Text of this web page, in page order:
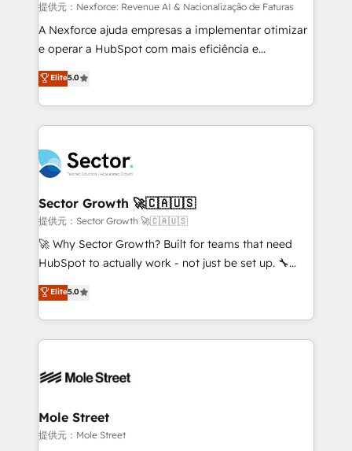
proyectos y nos vamos. Nos quedamos como
socios estratégicos, ayudando a sostener y escalar
lo que construimos juntos. Porque crecer sin orden
Operamos en Colombia, Perú, México, Ecuador,
Chile, Panamá, Bolivia, Argentina y República
B2B. ✅ Crece con orden. Crece con Grows.
提供元：Nexforce: Revenue AI & Nacionalização de Faturas
A Nexforce ajuda empresas a implementar otimizar
e operar a HubSpot com mais eficiência e
previsibilidade de receita. Combinamos Revenue
Operations (RevOps) e Inteligência Artificial para
estruturar processos integrar sistemas organizar
dados e automatizar operações. O objetivo é
operacional de receita conectando equipes
tecnologia e dados em uma operação integrada.
Também somos distribuidores oficiais da HubSpot
e de mais de 150 softwares globais permitindo
contratar e pagar a HubSpot em reais com nota
fiscal no Brasil e gerar economia de até 50% na
Oferecemos ainda agentes de IA especializados em
HubSpot que automatizam tarefas executam rotinas
empresas em 13 países utilizam a Nexforce. Somos
HubSpot.
Elite5.0
Sector Growth 🚀🇨🇦🇺🇸
提供元：Sector Growth 🚀🇨🇦🇺🇸
🚀 Why Sector Growth? Built for teams that need
HubSpot to actually work - not just be set up. 🔧
HubSpot Experts: Onboarding, migrations,
automation, and training built for adoption. ⚡ Highly
Technical Execution: ERP, EMR and Custom
Integrations; complex builds delivered in weeks, not
workflows; automation agents; process optimization
Healthcare: HIPAA implementations; secure data
workflows 💼 Financial Services: compliant
Elite5.0
Mole Street
提供元：Mole Street